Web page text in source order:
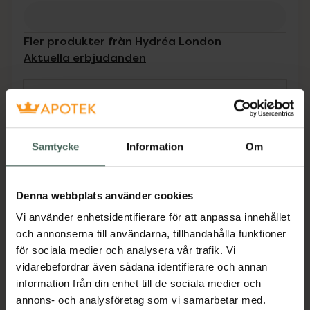
Samtycke Information Om
Denna webbplats använder cookies
Vi använder enhetsidentifierare för att anpassa innehållet
och annonserna till användarna, tillhandahålla funktioner
för sociala medier och analysera vår trafik. Vi
vidarebefordrar även sådana identifierare och annan
information från din enhet till de sociala medier och
annons- och analysföretag som vi samarbetar med.
Fler produkter från Hydréa London
Aktuella erbjudanden
Dölj
en 100% naturlig kroppsborste. Med ett
bambu och borst av hästman och kaktus som
ger en perfekt balans mellan mjukt och hårt.
Används torr för att öka blodcirkulation och
exfoliera huden.
Jämförpris 249 kr/st
EAN:05060067463762